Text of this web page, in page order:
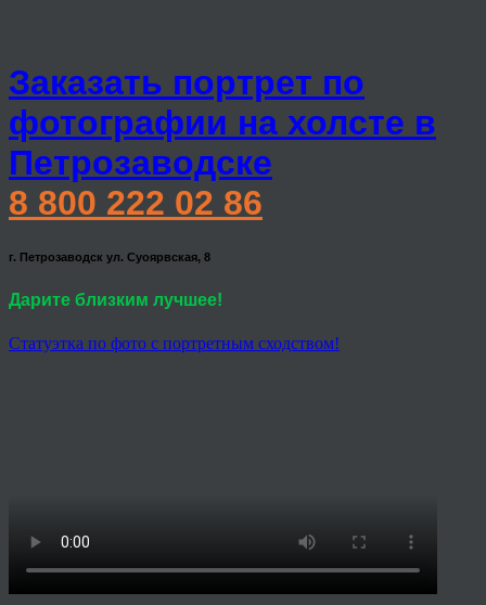
Заказать портрет по
фотографии на холсте в
Петрозаводске
8 800 222 02 86
г. Петрозаводск ул. Суоярвская, 8
Дарите близким лучшее!
Статуэтка по фото с портретным сходством!